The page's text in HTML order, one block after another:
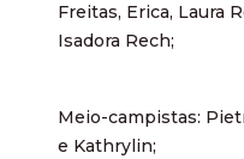
Freitas, Erica, Laura
Isadora Rech;
Meio-campistas:
e Kathrylin;